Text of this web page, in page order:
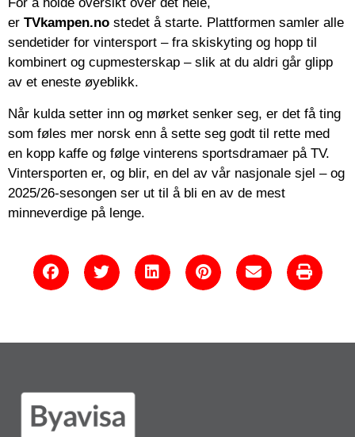
er TVkampen.no stedet å starte. Plattformen samler alle
sendetider for vintersport – fra skiskyting og hopp til
kombinert og cupmesterskap – slik at du aldri går glipp
av et eneste øyeblikk.
Når kulda setter inn og mørket senker seg, er det få ting
som føles mer norsk enn å sette seg godt til rette med
en kopp kaffe og følge vinterens sportsdramaer på TV.
Vintersporten er, og blir, en del av vår nasjonale sjel – og
2025/26-sesongen ser ut til å bli en av de mest
minneverdige på lenge.